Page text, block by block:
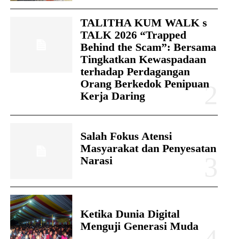
TALITHA KUM WALK s
TALK 2026 “Trapped
Behind the Scam”: Bersama
Tingkatkan Kewaspadaan
terhadap Perdagangan
Orang Berkedok Penipuan
Kerja Daring
Salah Fokus Atensi
Masyarakat dan Penyesatan
Narasi
Ketika Dunia Digital
Menguji Generasi Muda